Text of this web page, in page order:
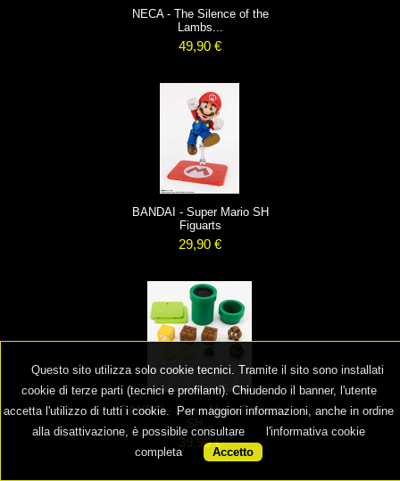
NECA - The Silence of the
Lambs...
49,90 €
BANDAI - Super Mario SH
Figuarts
29,90 €
BANDAI - Super Mario Playset
SH...
39,90 €
Questo sito utilizza solo cookie tecnici. Tramite il sito sono installati
cookie di terze parti (tecnici e profilanti). Chiudendo il banner, l'utente
accetta l'utilizzo di tutti i cookie. Per maggiori informazioni, anche in ordine
alla disattivazione, è possibile consultare
l'informativa cookie
completa
Accetto